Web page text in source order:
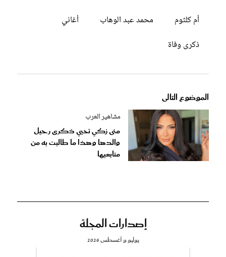
أم كلثوم
محمد عبد الوهاب
أغاني
ذكرى وفاة
الموضوع التالى
مشاهير العرب
منى زكي تحيي ذكرى رحيل
والدها وهذا ما طالبت به من
متابعيها
إصدارات المجلة
يوليو و أغسطس 2026